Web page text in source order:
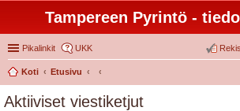
Tampereen Pyrintö -
Pikalinkit UKK
Koti
Etusivu
Aktiiviset viestiketjut